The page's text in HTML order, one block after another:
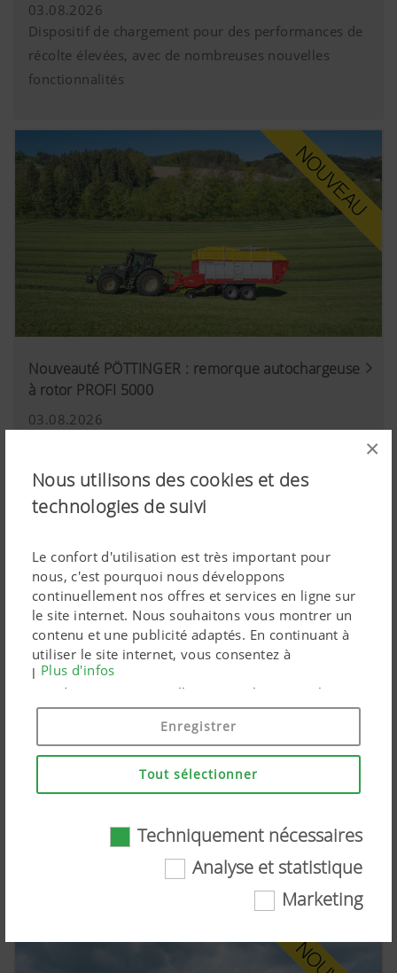
×
Nous utilisons des cookies et des
technologies de suivi
Le confort d'utilisation est très important pour
nous, c'est pourquoi nous développons
continuellement nos offres et services en ligne sur
le site internet. Nous souhaitons vous montrer un
contenu et une publicité adaptés. En continuant à
utiliser le site internet, vous consentez à
l'utilisation de cookies techniquement nécessaires.
Vos données personnelles sont utilisées par les
produits marketing Google uniquement si vous
donnez votre consentement en cliquant sur « tout
accepter ». Vous pouvez également effectuer un
paramétrage personnalisé à l'aide des cases à
cocher proposées.
Techniquement nécessaires
Certaines technologies web et cookies aident à
rendre ce site internet plus accessible et
Plus d'infos
Enregistrer
Tout sélectionner
Techniquement nécessaires
Analyse et statistique
Marketing
03.08.2026
Dispositif de chargement pour des performances de
récolte élevées, avec de nombreuses nouvelles
fonctionnalités
Nouveauté PÖTTINGER : remorque autochargeuse
à rotor PROFI 5000
03.08.2026
TOP V 6520 C : un nouvel andaineur maniable de
Grâce à sa tête d'attelage pivotante innovante et à
une adaptation optimale au sol, pour un fourrage